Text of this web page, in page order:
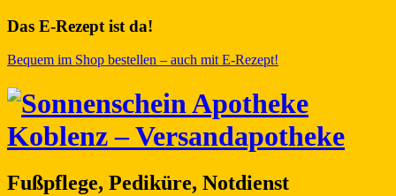
Das E-Rezept ist da!
Bequem im Shop bestellen – auch mit E-Rezept!
Fußpflege, Pediküre, Notdienst